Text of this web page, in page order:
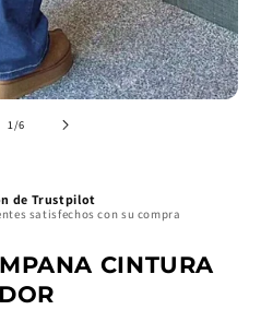
1/de
6
de Trustpilot
satisfechos con su compra
CINTURA